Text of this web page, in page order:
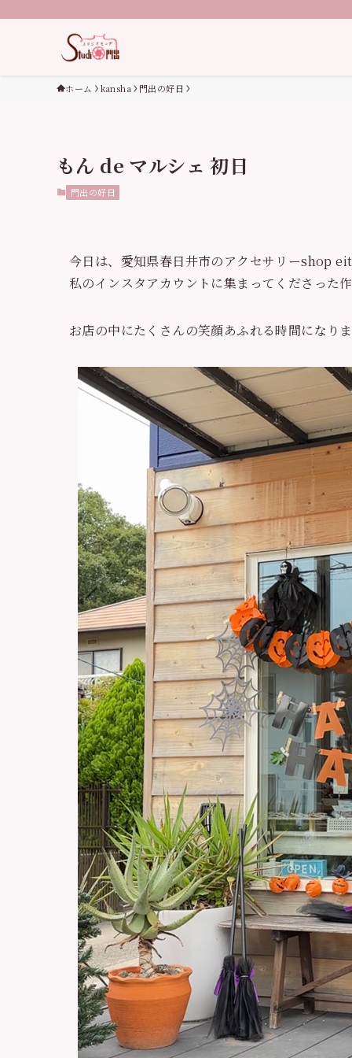
ホーム kansha 門出の好日
もん de マルシェ 初日
門出の好日
今日は、愛知県春日井市のアクセサリーshop
私のインスタアカウントに集まってくださった
お店の中にたくさんの笑顔あふれる時間になり